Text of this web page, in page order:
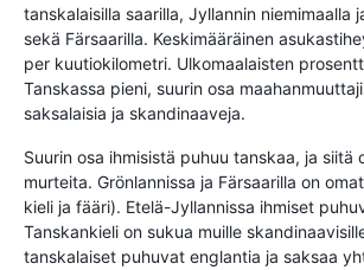
tanskalaisilla saarilla, Jyllannin niemimaalla
sekä Färsaarilla. Keskimääräinen
per kuutiokilometri. Ulkomaalaisten
Tanskassa pieni, suurin osa
saksalaisia ja skandinaaveja.
Suurin osa ihmisistä puhuu tanskaa, ja siitä
murteita. Grönlannissa ja Färsaarilla on
kieli ja fääri). Etelä-Jyllannissa ihmiset
Tanskankieli on sukua muille
tanskalaiset puhuvat englantia ja saksaa